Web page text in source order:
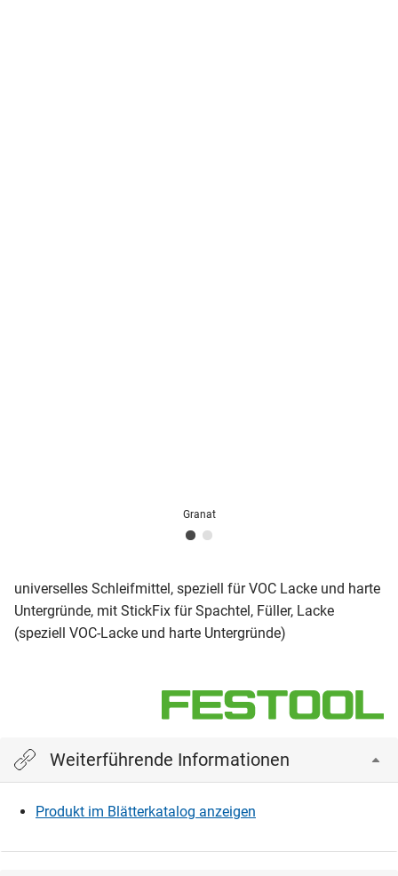
Granat
universelles Schleifmittel, speziell für VOC Lacke und harte
Untergründe, mit StickFix für Spachtel, Füller, Lacke
(speziell VOC-Lacke und harte Untergründe)
Weiterführende Informationen
Produkt im Blätterkatalog anzeigen